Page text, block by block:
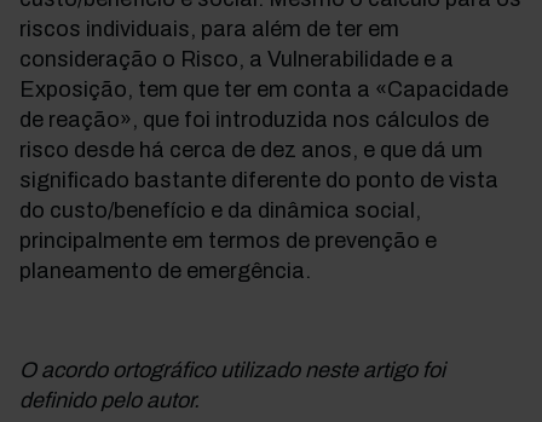
riscos individuais, para além de ter em
consideração o Risco, a Vulnerabilidade e a
Exposição, tem que ter em conta a «Capacidade
de reação», que foi introduzida nos cálculos de
risco desde há cerca de dez anos, e que dá um
significado bastante diferente do ponto de vista
do custo/benefício e da dinâmica social,
principalmente em termos de prevenção e
planeamento de emergência.
O acordo ortográfico utilizado neste artigo foi
definido pelo autor.